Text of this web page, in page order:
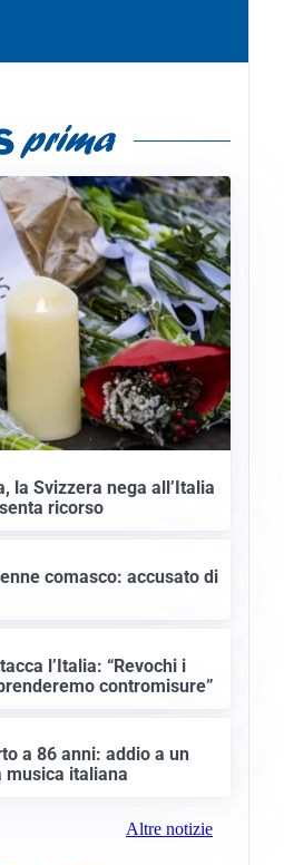
la Svizzera nega all’Italia
ricorso
comasco: accusato di
l’Italia: “Revochi i
contromisure”
a 86 anni: addio a un
musica italiana
Altre notizie